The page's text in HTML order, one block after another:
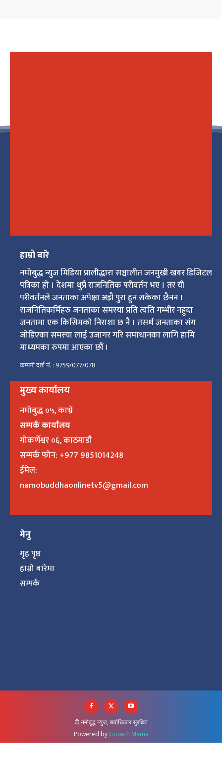
हाम्रो बारे
नमोबुद्ध न्युज मिडिया प्रालीद्धारा सञ्चालीत जनमुखी खबर डिजिटल
पत्रिका हो । देशमा थुप्रै राजनितिक परीवर्तन भए । तर यी
परीवर्तनले जनताका अपेक्षा अझै पुरा हुन सकेका छैनन ।
राजनितिकर्मिहरु जनताका समस्या प्रति त्यति गम्भीर नहुदा
जनतामा एक किसिमको निराशा छ नै । तसर्थ जनताका संग
जोडिएका समस्या लाई उजागर गरि समाधानका लागि हामि
माध्यमका रुपमा आएका छौं ।
कम्पनी दर्ता नं. : 9759/077/078
मुख्य कार्यालय
नमोबुद्ध ०५, काभ्रे
सम्पर्क कार्यालय
गोकर्णेश्वर ०६, काठमाडौ
सम्पर्क फोन: +977 9851014248
ईमेल:
namobuddhaonlinetv5@gmail.com
मेनु
गृह पृष्ठ
हाम्रो बारेमा
सम्पर्क
© नमोबुद्ध न्युज, सर्वाधिकार सुरक्षित
Powered by Growth Mama